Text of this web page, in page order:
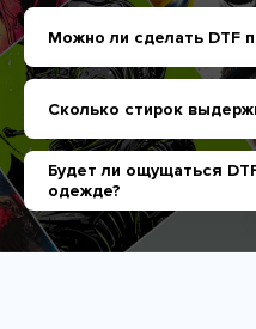
Можно ли сделать DTF
Сколько стирок
Будет ли ощущаться
одежде?